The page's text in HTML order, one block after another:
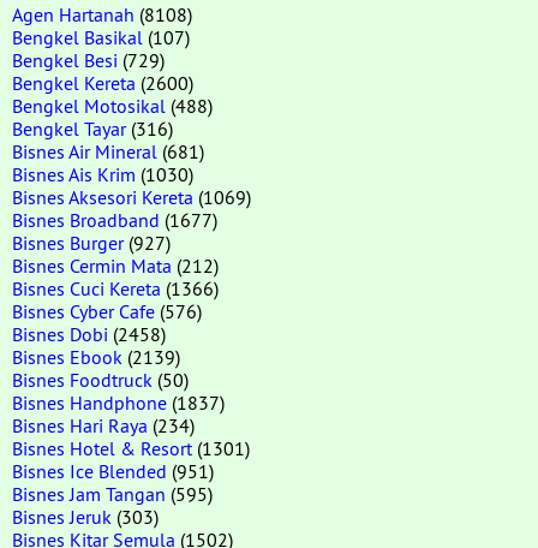
Agen Hartanah (8108)
Bengkel Basikal (107)
Bengkel Besi (729)
Bengkel Kereta (2600)
Bengkel Motosikal (488)
Bengkel Tayar(316)
Bisnes Air Mineral (681)
Bisnes Ais Krim (1030)
Bisnes Aksesori Kereta (1069)
Bisnes Broadband (1677)
Bisnes Burger(927)
Bisnes Cermin Mata (212)
Bisnes Cuci Kereta (1366)
Bisnes Cyber Cafe (576)
Bisnes Dobi (2458)
Bisnes Ebook (2139)
Bisnes Foodtruck (50)
Bisnes Handphone (1837)
Bisnes Hari Raya (234)
Bisnes Hotel & Resort (1301)
Bisnes Ice Blended (951)
Bisnes Jam Tangan (595)
Bisnes Jeruk (303)
Bisnes Kitar Semula (1502)